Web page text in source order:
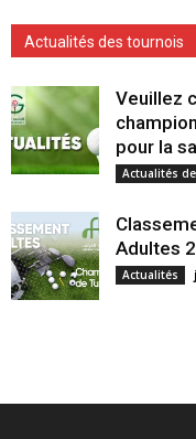
Actualités des tournois
Veuillez
pour la
Actualités
Adultes
Actualités